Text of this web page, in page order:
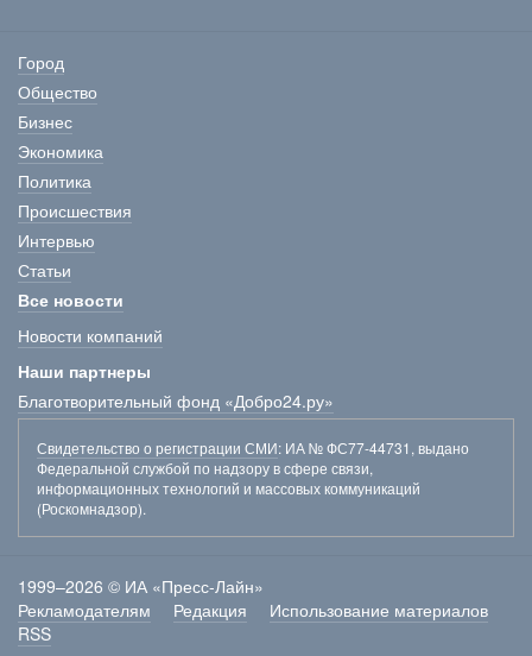
Город
Общество
Бизнес
Экономика
Политика
Происшествия
Интервью
Статьи
Все новости
Новости компаний
Наши партнеры
Благотворительный фонд «Добро24.ру»
Свидетельство о регистрации СМИ: ИА № ФС77-44731, выдано
Федеральной службой по надзору в сфере связи,
информационных технологий и массовых коммуникаций
(Роскомнадзор).
1999–2026 © ИА «Пресс-Лайн»
Рекламодателям
Редакция
Использование материалов
RSS